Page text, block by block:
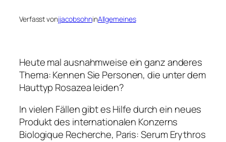
Verfasst vonjjacobsohninAllgemeines
Heute mal ausnahmweise ein ganz anderes
Thema: Kennen Sie Personen, die unter dem
Hauttyp Rosazea leiden?
In vielen Fällen gibt es Hilfe durch ein neues
Produkt des internationalen Konzerns
Biologique Recherche, Paris:Serum Erythros